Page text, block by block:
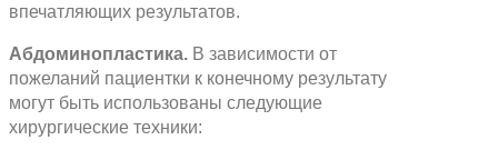
впечатляющих результатов.
Абдоминопластика. В зависимости от
пожеланий пациентки к конечному результату
могут быть использованы следующие
хирургические техники: